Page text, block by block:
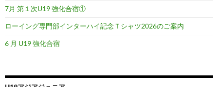
7月 第１次U19 強化合宿①
ローイング専門部インターハイ記念Ｔシャツ2026のご案内
6 月 U19 強化合宿